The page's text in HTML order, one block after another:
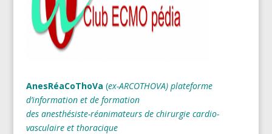
AnesRéaCoThoVa (ex-ARCOTHOVA) plateforme
d’information et de formation
des anesthésiste-réanimateurs de chirurgie cardio-
vasculaire et thoracique